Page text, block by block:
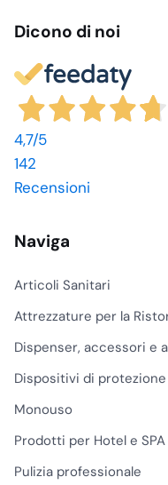
Dicono di noi
4,7/5
142
Recensioni
Naviga
Articoli Sanitari
Attrezzature per la
Dispenser, accessori e
Dispositivi di
Monouso
Prodotti per Hotel e SPA
Pulizia professionale